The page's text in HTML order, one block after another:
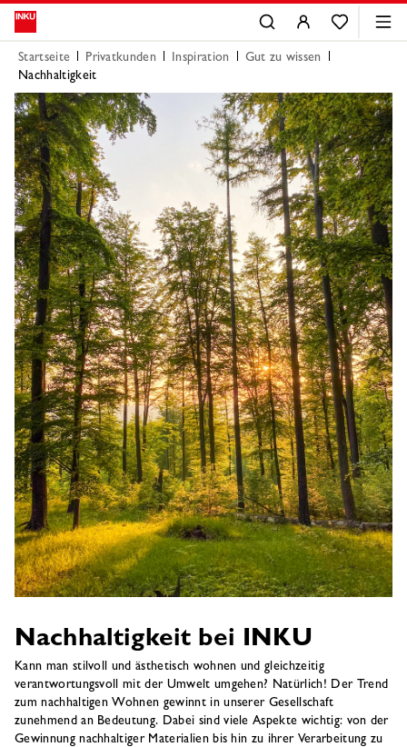
Startseite Privatkunden Inspiration
Gut zu wissen
Nachhaltigkeit
Nachhaltigkeit bei INKU
Kann man stilvoll und ästhetisch wohnen und gleichzeitig
verantwortungsvoll mit der Umwelt umgehen? Natürlich! Der Trend
zum nachhaltigen Wohnen gewinnt in unserer Gesellschaft
zunehmend an Bedeutung. Dabei sind viele Aspekte wichtig: von der
Gewinnung nachhaltiger Materialien bis hin zu ihrer Verarbeitung zu